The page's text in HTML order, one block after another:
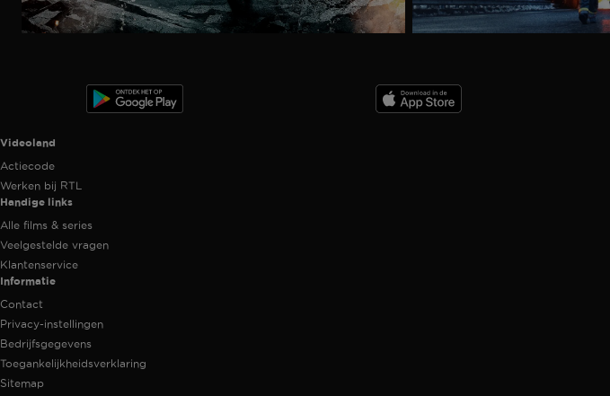
Videoland useful links.
Videoland
Actiecode
Werken bij RTL
Handige links
Alle films & series
Veelgestelde vragen
Klantenservice
Informatie
Contact
Privacy-instellingen
Bedrijfsgegevens
Toegankelijkheidsverklaring
Sitemap